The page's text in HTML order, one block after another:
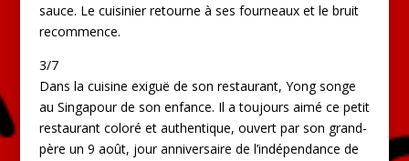
sauce. Le cuisinier retourne à ses fourneaux et le bruit
recommence.
3/7
Dans la cuisine exiguë de son restaurant, Yong songe
au Singapour de son enfance. Il a toujours aimé ce petit
restaurant coloré et authentique, ouvert par son grand-
père un 9 août, jour anniversaire de l’indépendance de